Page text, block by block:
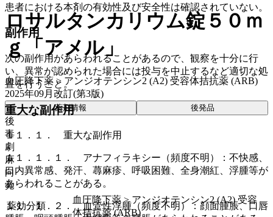
患者における本剤の有効性及び安全性は確認されていない。
副作用
次の副作用があらわれることがあるので、観察を十分に行
い、異常が認められた場合には投与を中止するなど適切な処
置を行うこと。
重大な副作用
１１．１． 重大な副作用
１１．１．１． アナフィラキシー（頻度不明）：不快感、
口内異常感、発汗、蕁麻疹、呼吸困難、全身潮紅、浮腫等が
あらわれることがある。
１１．１．２． 血管性浮腫（頻度不明）：顔面腫脹、口唇
ロサルタンカリウム錠５０ｍ
ｇ「アメル」
血圧降下薬 > アンジオテンシン2 (A2) 受容体拮抗薬 (ARB)
2025年09月改訂(第3版)
薬剤情報 後発品
後
毒
劇
麻
向
覚
薬効分類
血圧降下薬 > アンジオテンシン2 (A2) 受容
体拮抗薬 (ARB)